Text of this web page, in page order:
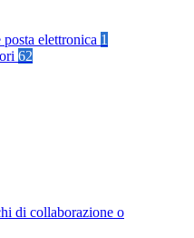
elettronica 1
62
di collaborazione o